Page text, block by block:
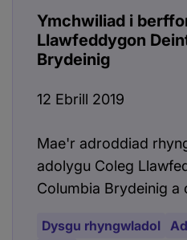
Ymchwiliad i
Llawfeddygon
Brydeinig
12 Ebrill 2019
Mae'r adroddiad
adolygu Coleg
Columbia Brydeinig a
Dysgu rhyngwladol